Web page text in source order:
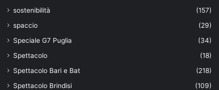
sostenibilità
(157)
spaccio
(29)
Speciale G7 Puglia
(34)
Spettacolo
(18)
Spettacolo Bari e Bat
(218)
Spettacolo Brindisi
(109)